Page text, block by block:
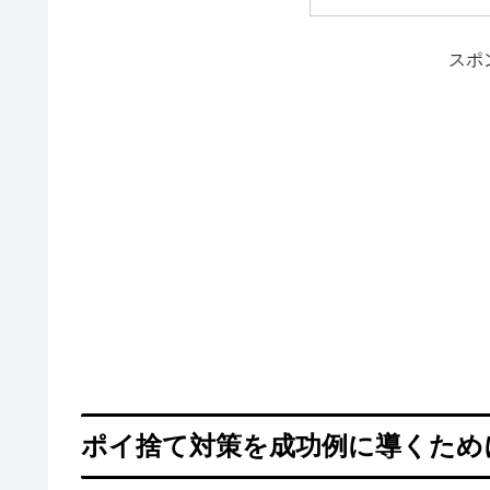
スポ
ポイ捨て対策を成功例に導くため